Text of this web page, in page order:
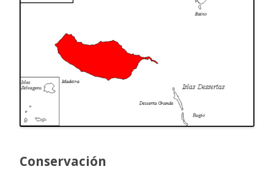
Conservación